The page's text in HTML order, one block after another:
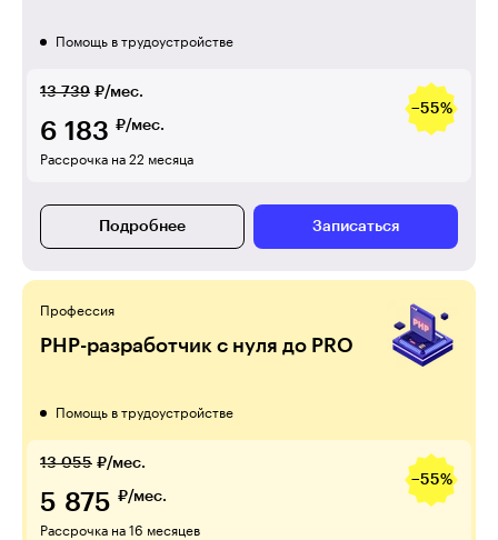
Помощь в трудоустройстве
13 739 ₽/мес.
−55%
6 183 ₽/мес.
Рассрочка на 22 месяца
Подробнее Записаться
Профессия
PHP-разработчик с нуля до PRO
Помощь в трудоустройстве
13 055 ₽/мес.
−55%
5 875 ₽/мес.
Рассрочка на 16 месяцев